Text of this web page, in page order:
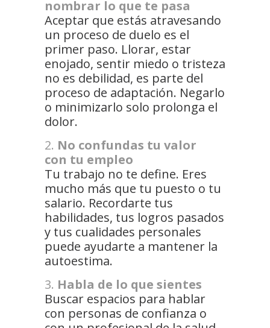
nombrar lo que te pasa
Aceptar que estás atravesando
un proceso de duelo es el
primer paso. Llorar, estar
enojado, sentir miedo o tristeza
no es debilidad, es parte del
proceso de adaptación. Negarlo
o minimizarlo solo prolonga el
dolor.
No confundas tu valor
con tu empleo
Tu trabajo no te define. Eres
mucho más que tu puesto o tu
salario. Recordarte tus
habilidades, tus logros pasados
y tus cualidades personales
puede ayudarte a mantener la
autoestima.
Habla de lo que sientes
Buscar espacios para hablar
con personas de confianza o